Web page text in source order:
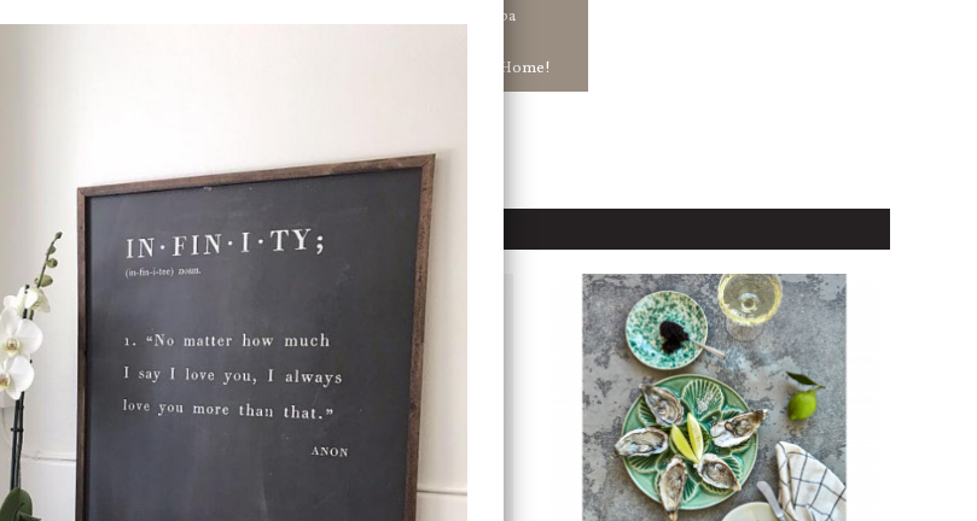
Nöjda kunder och strävar efter att ha snabba
-ligt Tack för att just Du tittar in hos Jb Home!
DU KANSKE OCKSÅ ÄR INTRESSERAD AV